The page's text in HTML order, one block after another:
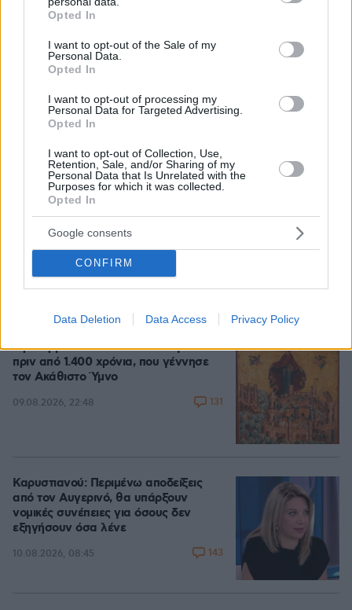
grant or deny consent to Google and its third-party tags to
use your data for below specified purposes in below Google
consent section.
Opted In
I want to opt-out of the Sale of my
Personal Data.
Opted In
I want to opt-out of processing my
Personal Data for Targeted Advertising.
Opted In
I want to opt-out of Collection, Use,
Retention, Sale, and/or Sharing of my
Personal Data that Is Unrelated with the
Purposes for which it was collected.
Opted In
Google consents
CONFIRM
Data Deletion Data Access Privacy Policy
10.08.2026, 10:10
«Δεν ήταν κοντά στο παιδί και πριν
λέει ο ιδιοκτήτης του beach bar για
τον πατέρα του 4χρονου στην Πάρο
Zendaya να μείνει με το στόμα
ανοιχτό στο κόκκινο χαλί
10.08.2026, 07:31
Τη Υπερμάχω: Η νύχτα του Αυγούστου
πριν από 1.400 χρόνια, που γέννησε
τον Ακάθιστο Ύμνο
09.08.2026, 22:48 131
Καρυστιανού: Περιμένω αποδείξεις
από τον Αυγερινό, θα υπάρξουν
νομικές συνέπειες για όσους δεν
εξηγήσουν όσα λένε
10.08.2026, 08:45 143